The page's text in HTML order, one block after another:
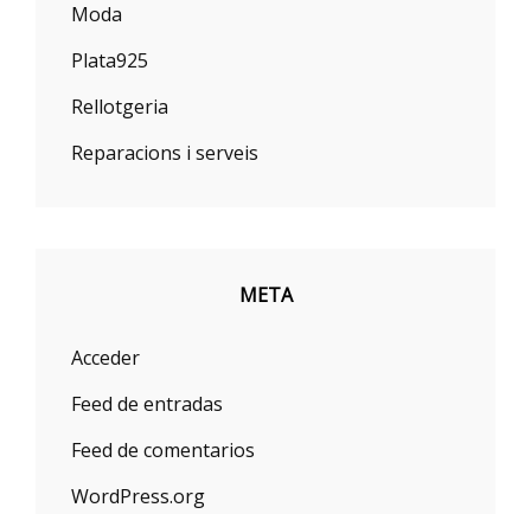
Moda
Plata925
Rellotgeria
Reparacions i serveis
META
Acceder
Feed de entradas
Feed de comentarios
WordPress.org